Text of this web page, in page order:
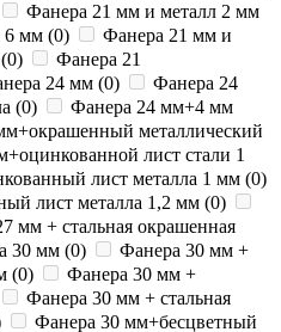
Фанера 21 мм и металл 2 мм
6 мм (0)
Фанера 21 мм и
0)
Фанера 21
24 мм (0)
Фанера 24
(0)
Фанера 24 мм+4 мм
металлический
лист стали 1
лист металла 1 мм (0)
лист металла 1,2 мм (0)
мм + стальная окрашенная
30 мм (0)
Фанера 30 мм +
(0)
Фанера 30 мм +
Фанера 30 мм + стальная
Фанера 30 мм+бесцветный